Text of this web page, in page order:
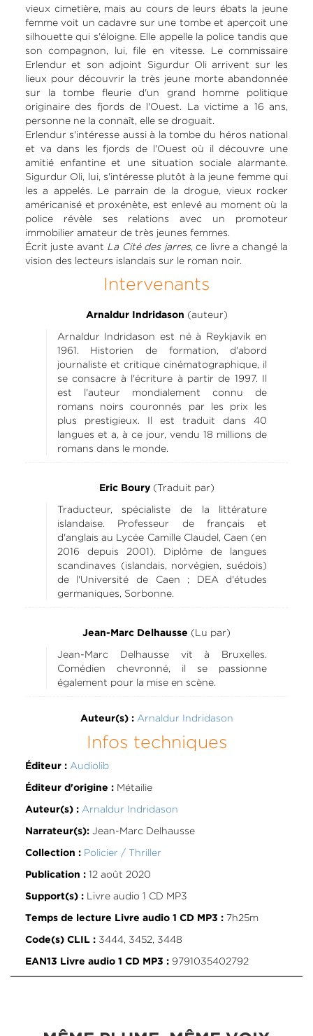
vieux cimetière, mais au cours de leurs ébats la jeune
femme voit un cadavre sur une tombe et aperçoit une
silhouette qui s'éloigne. Elle appelle la police tandis que
son compagnon, lui, file en vitesse. Le commissaire
Erlendur et son adjoint Sigurdur Oli arrivent sur les
lieux pour découvrir la très jeune morte abandonnée
sur la tombe fleurie d'un grand homme politique
originaire des fjords de l'Ouest. La victime a 16 ans,
personne ne la connaît, elle se droguait.
Erlendur s'intéresse aussi à la tombe du héros national
et va dans les fjords de l'Ouest où il découvre une
amitié enfantine et une situation sociale alarmante.
Sigurdur Oli, lui, s'intéresse plutôt à la jeune femme qui
les a appelés. Le parrain de la drogue, vieux rocker
américanisé et proxénète, est enlevé au moment où la
police révèle ses relations avec un promoteur
immobilier amateur de très jeunes femmes.
Écrit juste avant La Cité des jarres, ce livre a changé la
vision des lecteurs islandais sur le roman noir.
Intervenants
Arnaldur Indridason (auteur)
Arnaldur Indridason est né à Reykjavik en
1961. Historien de formation, d'abord
journaliste et critique cinématographique, il
se consacre à l'écriture à partir de 1997. Il
est l'auteur mondialement connu de
romans noirs couronnés par les prix les
plus prestigieux. Il est traduit dans 40
langues et a, à ce jour, vendu 18 millions de
romans dans le monde.
Eric Boury(Traduit par)
Traducteur, spécialiste de la littérature
islandaise. Professeur de français et
d'anglais au Lycée Camille Claudel, Caen (en
2016 depuis 2001). Diplôme de langues
scandinaves (islandais, norvégien, suédois)
de l'Université de Caen ; DEA d'études
germaniques, Sorbonne.
Jean-Marc Delhausse (Lu par)
Jean-Marc Delhausse vit à Bruxelles.
Comédien chevronné, il se passionne
également pour la mise en scène.
Auteur(s) : Arnaldur Indridason
Infos techniques
Éditeur : Audiolib
Éditeur d'origine :Métailie
Auteur(s) : Arnaldur Indridason
Narrateur(s):Jean-Marc Delhausse
Collection : Policier / Thriller
Publication :12 août 2020
Support(s) :Livre audio 1 CD MP3
Temps de lecture Livre audio 1 CD MP3 :7h25m
Code(s) CLIL :3444, 3452, 3448
EAN13 Livre audio 1 CD MP3 :9791035402792